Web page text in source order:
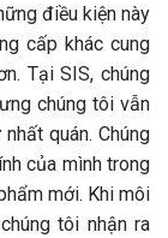
điều kiện này
cấp khác cung
Tại SIS, chúng
chúng tôi vẫn
quán. Chúng
của mình trong
mới. Khi môi
tôi nhận ra